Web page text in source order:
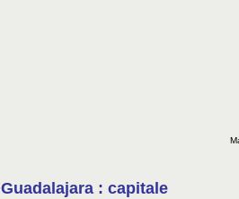
Guadalajara : capitale